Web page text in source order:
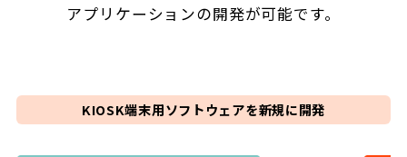
アプリケーションの開発が可能です。
KIOSK端末用ソフトウェアを新規に開発